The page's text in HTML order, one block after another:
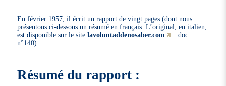
En février 1957, il écrit un rapport de vingt pages (dont nous
présentons ci-dessous un résumé en français. L’original, en italien,
est disponible sur le sitelavoluntaddenosaber.com
: doc.
n°140).
Résumé du rapport :